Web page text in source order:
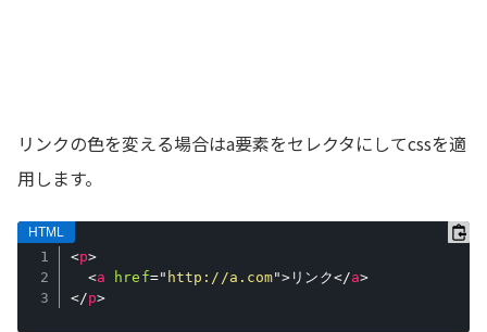
リンクの色を変える場合はa要素をセレクタにしてcssを適
用します。
<p>
<a href=" http://a.com"> リンク</a>
</p>